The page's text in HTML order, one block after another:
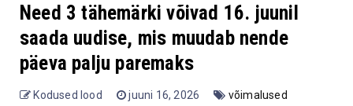
Need 3 tähemärki võivad 16. juunil
saada uudise, mis muudab nende
päeva palju paremaks
Kodused lood juuni 16, 2026 võimalused